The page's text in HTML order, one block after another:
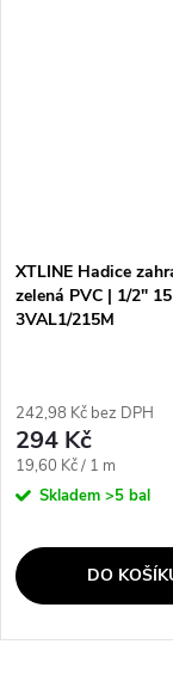
XTLINE Hadice
zelená PVC | 1/2"
3VAL1/215M
242,98 Kč bez DPH
294 Kč
Měrná
cena:
19,60 Kč / 1 m
Skladem >5 bal
DO